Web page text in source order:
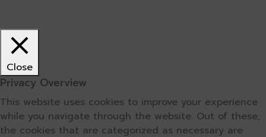
Close
Privacy Overview
This website uses cookies to improve your experience
while you navigate through the website. Out of these,
the cookies that are categorized as necessary are